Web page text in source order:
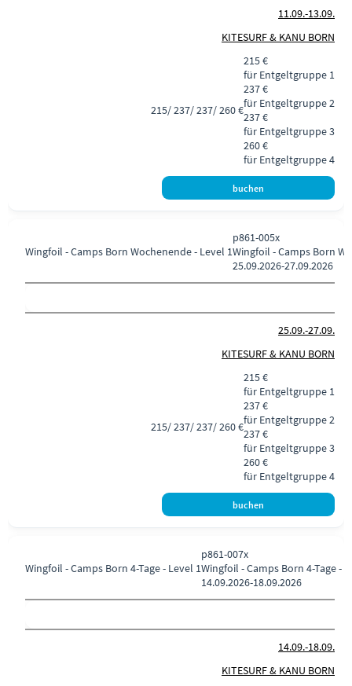
11.09.-13.09.
KITESURF & KANU BORN
215/ 237/ 237/ 260 €
215 €
für Entgeltgruppe 1
237 €
für Entgeltgruppe 2
237 €
für Entgeltgruppe 3
260 €
für Entgeltgruppe 4
Wingfoil - Camps Born Wochenende - Level 1
p861-005x
Wingfoil - Camps Born
25.09.2026-27.09.2026
25.09.-27.09.
KITESURF & KANU BORN
215/ 237/ 237/ 260 €
215 €
für Entgeltgruppe 1
237 €
für Entgeltgruppe 2
237 €
für Entgeltgruppe 3
260 €
für Entgeltgruppe 4
Wingfoil - Camps Born 4-Tage - Level 1
p861-007x
Wingfoil - Camps Born 4-Tage -
14.09.2026-18.09.2026
14.09.-18.09.
KITESURF & KANU BORN